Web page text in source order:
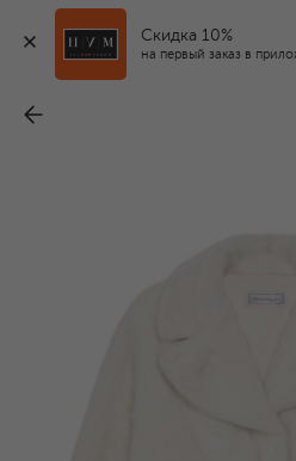
Скидка 10%
на первый заказ в